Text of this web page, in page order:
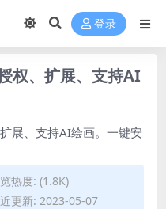
登录
权、扩展、支持AI
热度: (1.8K)
更新: 2023-05-07